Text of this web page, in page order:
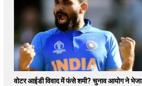
वोटर आईडी विवाद में फंसे शमी? चुनाव आयोग ने भेजा